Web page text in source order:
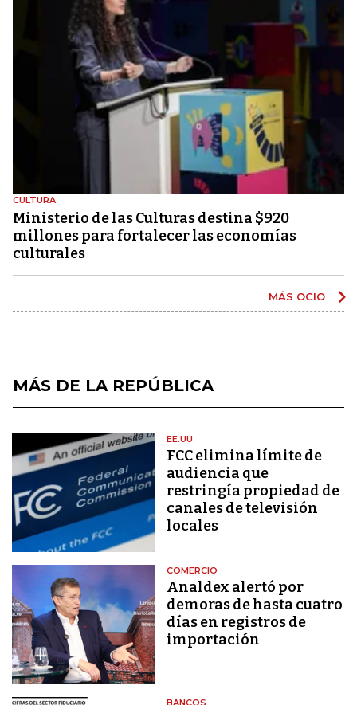
CULTURA
Ministerio de las Culturas destina $920
millones para fortalecer las economías
culturales
MÁS OCIO
MÁS DE LA REPÚBLICA
EE.UU.
FCC elimina límite de
audiencia que
restringía propiedad de
canales de televisión
locales
COMERCIO
Analdex alertó por
demoras de hasta cuatro
días en registros de
importación
BANCOS